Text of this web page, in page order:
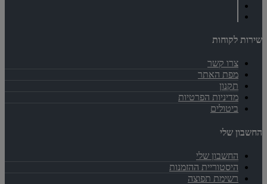
שירות לקוחות
צרו קשר
מפת האתר
תקנון
מדיניות הפרטיות
ביטולים
החשבון שלי
החשבון שלי
היסטוריית ההזמנות
רשימת תפוצה